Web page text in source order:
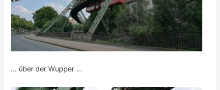
… über der Wupper …